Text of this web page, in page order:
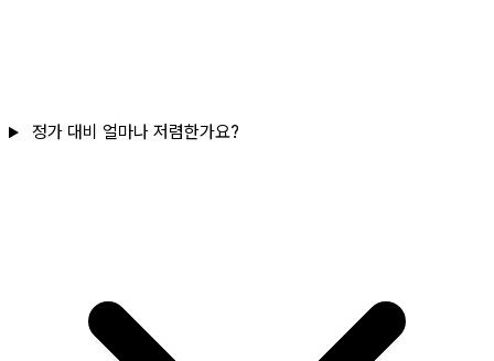
정가 대비 얼마나 저렴한가요?